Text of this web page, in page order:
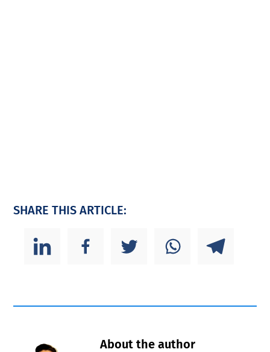
SHARE THIS ARTICLE:
About the author